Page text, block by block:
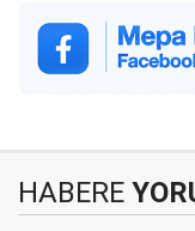
HABERE